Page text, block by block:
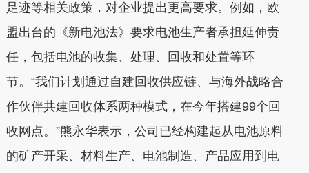
足迹等相关政策，对企业提出更高要求。例如，欧
盟出台的《新电池法》要求电池生产者承担延伸责
任，包括电池的收集、处理、回收和处置等环
节。“我们计划通过自建回收供应链、与海外战略合
作伙伴共建回收体系两种模式，在今年搭建99个回
收网点。”熊永华表示，公司已经构建起从电池原料
的矿产开采、材料生产、电池制造、产品应用到电